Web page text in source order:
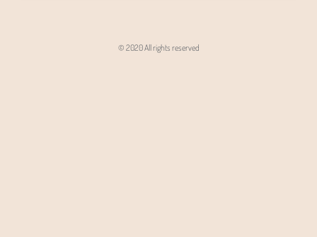
© 2020 All rights reserved